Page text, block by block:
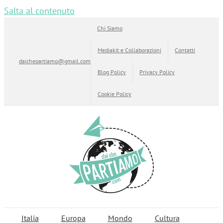
Salta al contenuto
daichepartiamo@gmail.com
Chi Siamo
Mediakit e Collaborazioni Contatti
Blog Policy Privacy Policy
Cookie Policy
Italia Europa Mondo Cultura